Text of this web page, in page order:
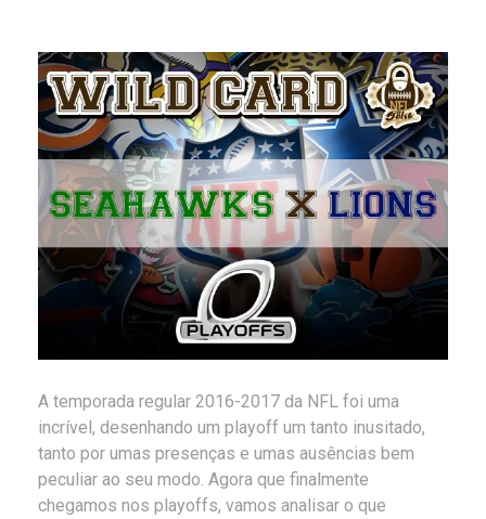
A temporada regular 2016-2017 da NFL foi uma
incrível, desenhando um playoff um tanto inusitado,
tanto por umas presenças e umas ausências bem
peculiar ao seu modo. Agora que finalmente
chegamos nos playoffs, vamos analisar o que